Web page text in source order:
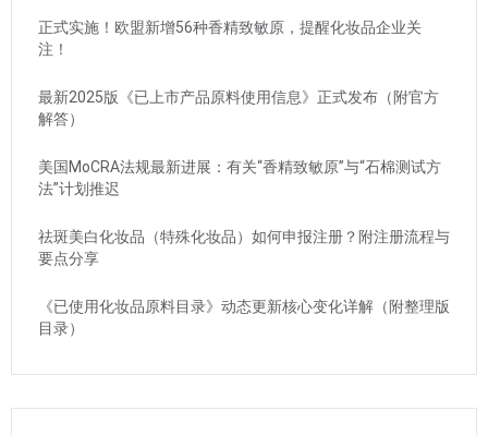
正式实施！欧盟新增56种香精致敏原，提醒化妆品企业关
注！
最新2025版《已上市产品原料使用信息》正式发布（附官方
解答）
美国MoCRA法规最新进展：有关“香精致敏原”与“石棉测试方
法”计划推迟
祛斑美白化妆品（特殊化妆品）如何申报注册？附注册流程与
要点分享
《已使用化妆品原料目录》动态更新核心变化详解（附整理版
目录）